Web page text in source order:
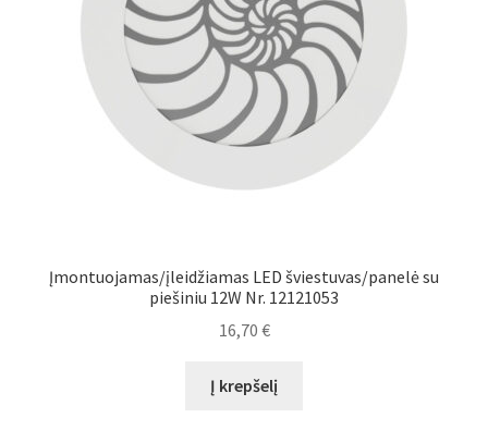
Įmontuojamas/įleidžiamas LED šviestuvas/panelė su
piešiniu 12W Nr. 12121053
16,70 €
Į krepšelį